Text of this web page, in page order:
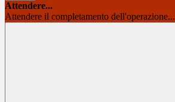
Attendere...
Attendere il completamento dell'operazione...